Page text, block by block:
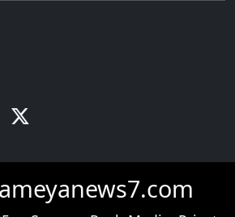
Linkedin